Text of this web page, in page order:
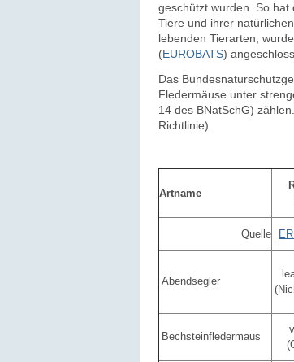
geschützt wurden. So hat
Tiere und ihrer
lebenden Tierarten,
(EUROBATS)
Das
Fledermäuse unter
14 des BNatSchG)
Richtlinie).
Artname
Quelle
Abendsegler
Bechsteinfledermaus